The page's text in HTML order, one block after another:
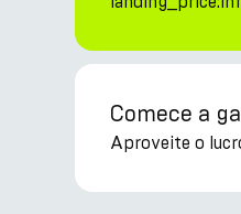
Comece a
Aproveite o